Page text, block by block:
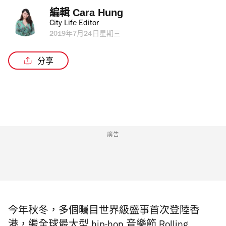
編輯 Cara Hung
City Life Editor
2019年7月24日星期三
分享
廣告
今年秋冬，多個曯目世界級盛事首次登陸香